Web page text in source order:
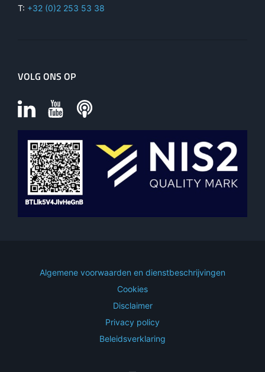
T: +32 (0)2 253 53 38
VOLG ONS OP
Algemene voorwaarden en dienstbeschrijvingen
Cookies
Disclaimer
Privacy policy
Beleidsverklaring